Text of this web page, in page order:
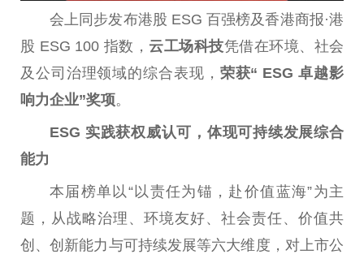
会上同步发布港股 ESG 百强榜及香港商报·港
股 ESG 100 指数， 云工场科技凭借在环境、社会
及公司治理领域的综合表现， 荣获“ ESG 卓越影
响力企业”奖项。
ESG 实践获权威认可，体现可持续发展综合
能力
本届榜单以“以责任为锚，赴价值蓝海”为主
题，从战略治理、环境友好、社会责任、价值共
创、创新能力与可持续发展等六大维度，对上市公